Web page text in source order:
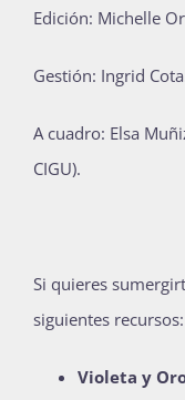
Edición: Michelle
Gestión: Ingrid
A cuadro: Elsa
CIGU).
Si quieres
siguientes recursos:
Violeta y